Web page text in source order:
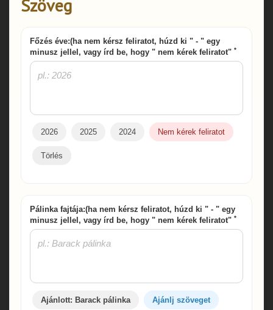
Szöveg
Főzés éve:(ha nem kérsz feliratot, húzd ki " - " egy
minusz jellel, vagy írd be, hogy " nem kérek feliratot" *
2026 2025 2024 Nem kérek feliratot
Törlés
Pálinka fajtája:(ha nem kérsz feliratot, húzd ki " - " egy
minusz jellel, vagy írd be, hogy " nem kérek feliratot" *
Ajánlott: Barack pálinka Ajánlj szöveget